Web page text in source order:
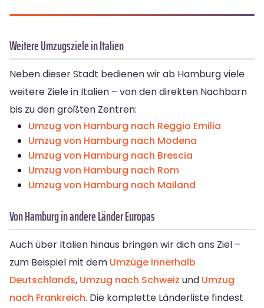
Weitere Umzugsziele in Italien
Neben dieser Stadt bedienen wir ab Hamburg viele
weitere Ziele in Italien – von den direkten Nachbarn
bis zu den größten Zentren:
Umzug von Hamburg nach Reggio Emilia
Umzug von Hamburg nach Modena
Umzug von Hamburg nach Brescia
Umzug von Hamburg nach Rom
Umzug von Hamburg nach Mailand
Von Hamburg in andere Länder Europas
Auch über Italien hinaus bringen wir dich ans Ziel –
zum Beispiel mit dem Umzüge innerhalb
Deutschlands, Umzug nach Schweiz und Umzug
nach Frankreich. Die komplette Länderliste findest